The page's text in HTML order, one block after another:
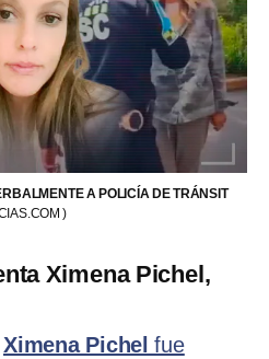
A POLICÍA DE TRÁNSIT
)
Ximena Pichel,
Ximena Pichel fue